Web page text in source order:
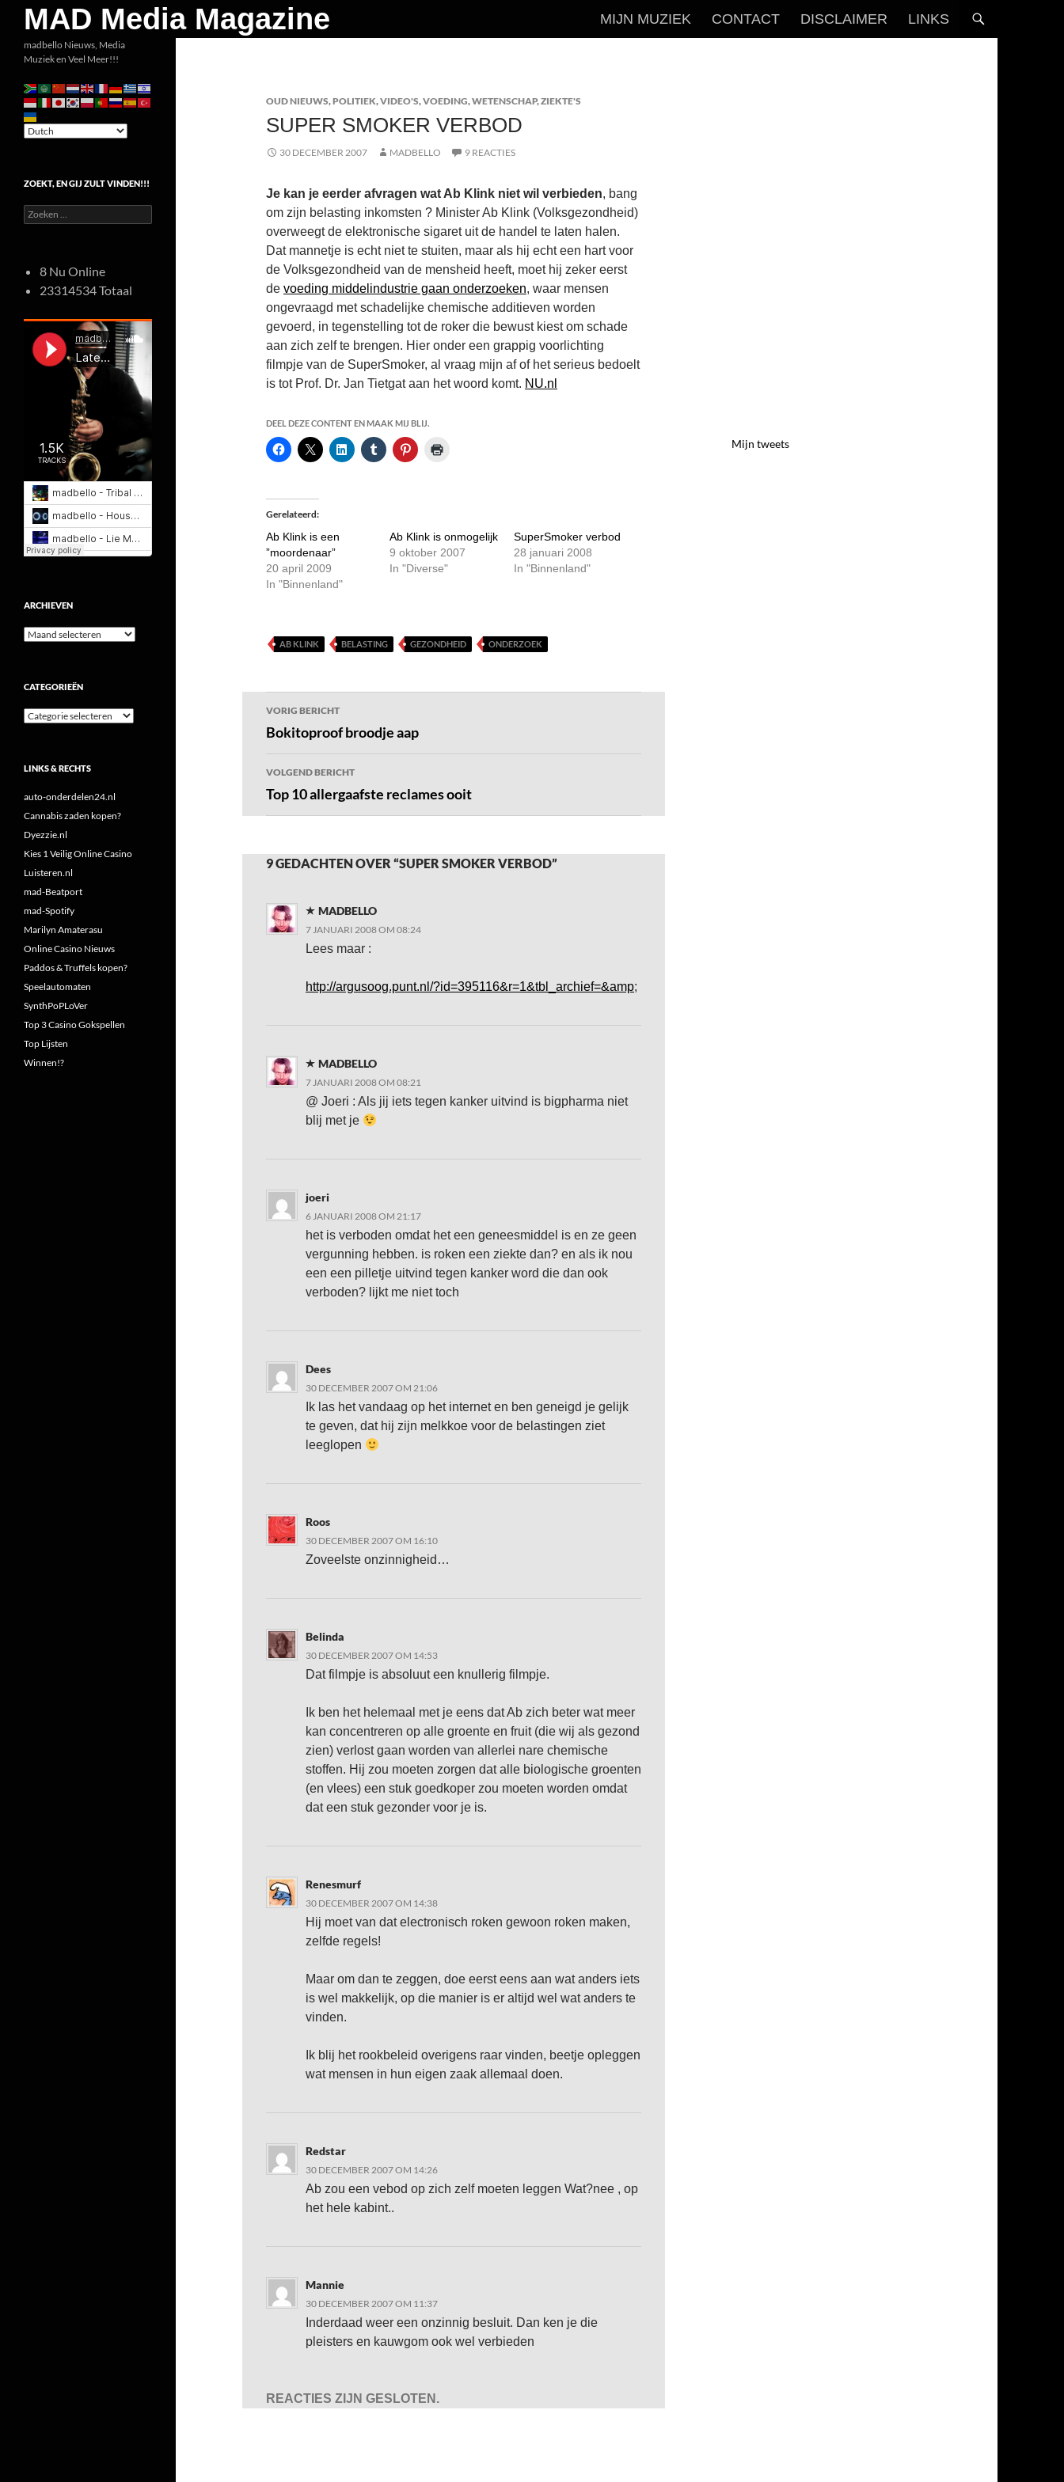
inhoud
MAD Media Magazine
Zoeken
MIJN MUZIEK CONTACT DISCLAIMER LINKS
OUD NIEUWS,POLITIEK,VIDEO'S,VOEDING,WETENSCHAP,ZIEKTE'S
SUPER SMOKER VERBOD
30 DECEMBER 2007 MADBELLO 9 REACTIES
Je kan je eerder afvragen wat Ab Klink niet wil verbieden, bang
om zijn belasting inkomsten ? Minister Ab Klink (Volksgezondheid)
overweegt de elektronische sigaret uit de handel te laten halen.
Dat mannetje is echt niet te stuiten, maar als hij echt een hart voor
de Volksgezondheid van de mensheid heeft, moet hij zeker eerst
de voeding middelindustrie gaan onderzoeken, waar mensen
ongevraagd met schadelijke chemische additieven worden
gevoerd, in tegenstelling tot de roker die bewust kiest om schade
aan zich zelf te brengen. Hier onder een grappig voorlichting
filmpje van de SuperSmoker, al vraag mijn af of het serieus bedoelt
is tot Prof. Dr. Jan Tietgat aan het woord komt. NU.nl
DEEL DEZE CONTENT EN MAAK MIJ BLIJ.
Gerelateerd
Ab Klink is een
”moordenaar”
20 april 2009
In "Binnenland"
Ab Klink is onmogelijk
9 oktober 2007
In "Diverse"
SuperSmoker verbod
28 januari 2008
In "Binnenland"
AB KLINK BELASTING GEZONDHEID ONDERZOEK
Bericht
navigatie
VORIG BERICHT
Bokitoproof broodje aap
VOLGEND BERICHT
Top 10 allergaafste reclames ooit
9 GEDACHTEN OVER “SUPER SMOKER VERBOD”
MADBELLO
7 JANUARI 2008 OM 08:24
Lees maar :
http://argusoog.punt.nl/?id=395116&r=1&tbl_archief=&amp;
MADBELLO
7 JANUARI 2008 OM 08:21
@ Joeri : Als jij iets tegen kanker uitvind is bigpharma niet
blij met je
joeri
6 JANUARI 2008 OM 21:17
het is verboden omdat het een geneesmiddel is en ze geen
vergunning hebben. is roken een ziekte dan? en als ik nou
een een pilletje uitvind tegen kanker word die dan ook
verboden? lijkt me niet toch
Dees
30 DECEMBER 2007 OM 21:06
Ik las het vandaag op het internet en ben geneigd je gelijk
te geven, dat hij zijn melkkoe voor de belastingen ziet
leeglopen
Roos
30 DECEMBER 2007 OM 16:10
Zoveelste onzinnigheid…
Belinda
30 DECEMBER 2007 OM 14:53
Dat filmpje is absoluut een knullerig filmpje.
Ik ben het helemaal met je eens dat Ab zich beter wat meer
kan concentreren op alle groente en fruit (die wij als gezond
zien) verlost gaan worden van allerlei nare chemische
stoffen. Hij zou moeten zorgen dat alle biologische groenten
(en vlees) een stuk goedkoper zou moeten worden omdat
dat een stuk gezonder voor je is.
Renesmurf
30 DECEMBER 2007 OM 14:38
Hij moet van dat electronisch roken gewoon roken maken,
zelfde regels!
Maar om dan te zeggen, doe eerst eens aan wat anders iets
is wel makkelijk, op die manier is er altijd wel wat anders te
vinden.
Ik blij het rookbeleid overigens raar vinden, beetje opleggen
wat mensen in hun eigen zaak allemaal doen.
Redstar
30 DECEMBER 2007 OM 14:26
Ab zou een vebod op zich zelf moeten leggen Wat?nee , op
het hele kabint..
Mannie
30 DECEMBER 2007 OM 11:37
Inderdaad weer een onzinnig besluit. Dan ken je die
pleisters en kauwgom ook wel verbieden
REACTIES ZIJN GESLOTEN.
Mijn tweets
madbello Nieuws, Media
Muziek en Veel Meer!!!
ZOEKT, EN GIJ ZULT VINDEN!!!
Zoeken
naar:
8 Nu Online
23314534 Totaal
ARCHIEVEN
Archieven
CATEGORIEËN
Categorieën
LINKS & RECHTS
auto-onderdelen24.nl
Cannabis zaden kopen?
Dyezzie.nl
Kies 1 Veilig Online Casino
Luisteren.nl
mad-Beatport
mad-Spotify
Marilyn Amaterasu
Online Casino Nieuws
Paddos & Truffels kopen?
Speelautomaten
SynthPoPLoVer
Top 3 Casino Gokspellen
Top Lijsten
Winnen!?